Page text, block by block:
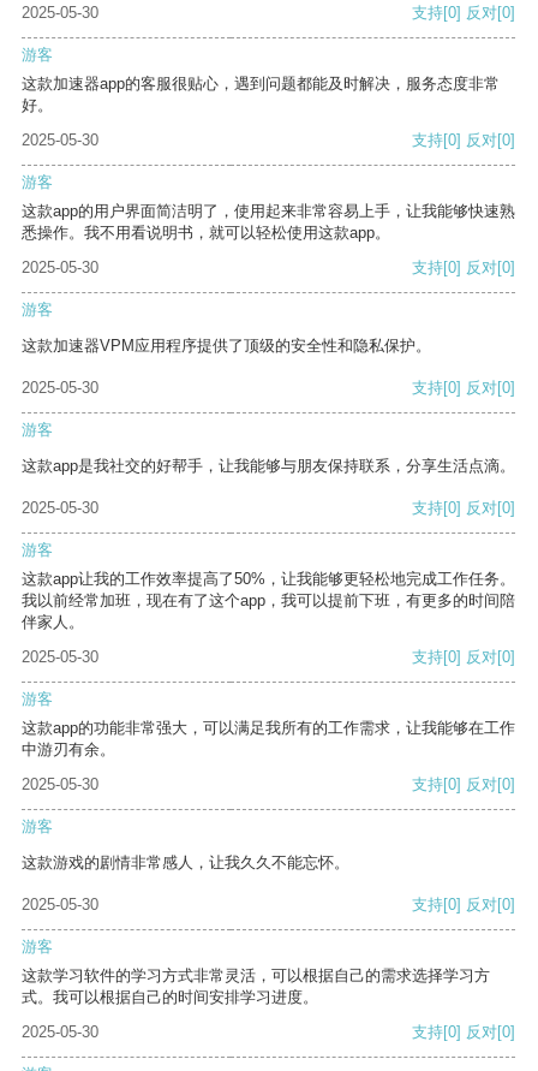
2025-05-30 支持[0] 反对[0]
游客
这款加速器app的客服很贴心，遇到问题都能及时解决，服务态度非常
好。
2025-05-30
支持[0] 反对[0]
游客
这款app的用户界面简洁明了，使用起来非常容易上手，让我能够快速熟
悉操作。我不用看说明书，就可以轻松使用这款app。
2025-05-30
支持[0] 反对[0]
游客
这款加速器VPM应用程序提供了顶级的安全性和隐私保护。
2025-05-30 支持[0] 反对[0]
游客
这款app是我社交的好帮手，让我能够与朋友保持联系，分享生活点滴。
2025-05-30 支持[0] 反对[0]
游客
这款app让我的工作效率提高了50%，让我能够更轻松地完成工作任务。
我以前经常加班，现在有了这个app，我可以提前下班，有更多的时间陪
伴家人。
2025-05-30
支持[0] 反对[0]
游客
这款app的功能非常强大，可以满足我所有的工作需求，让我能够在工作
中游刃有余。
2025-05-30
支持[0] 反对[0]
游客
这款游戏的剧情非常感人，让我久久不能忘怀。
2025-05-30 支持[0] 反对[0]
游客
这款学习软件的学习方式非常灵活，可以根据自己的需求选择学习方
式。我可以根据自己的时间安排学习进度。
2025-05-30
支持[0] 反对[0]